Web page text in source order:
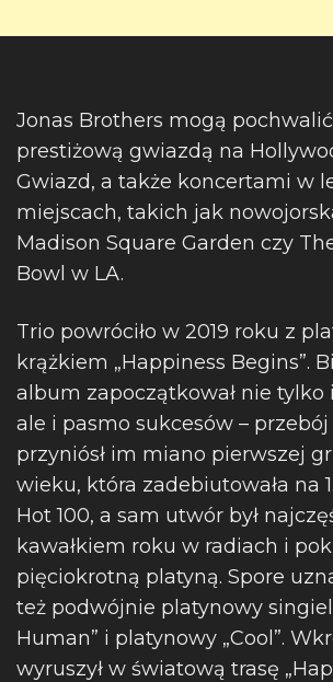
Jonas Brothers mogą
prestiżową gwiazdą na
Gwiazd, a także koncertami w
miejscach, takich jak
Madison Square Garden czy
Bowl w LA.
Trio powróciło w 2019 roku z
krążkiem „Happiness Begins”.
album zapoczątkował nie tylko
ale i pasmo sukcesów – przebój
przyniósł im miano pierwszej
wieku, która zadebiutowała na
Hot 100, a sam utwór był
kawałkiem roku w radiach i
pięciokrotną platyną. Spore
też podwójnie platynowy
Human” i platynowy „Cool”.
wyruszył w światową trasę